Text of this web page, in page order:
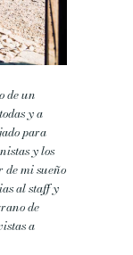
de un
y a
para
y los
de mi sueño
al staff y
de
a